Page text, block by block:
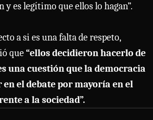
y es legítimo que ellos lo hagan”.
a si es una falta de respeto,
que “ellos decidieron hacerlo de
una cuestión que la democracia
en el debate por mayoría en el
a la sociedad”.